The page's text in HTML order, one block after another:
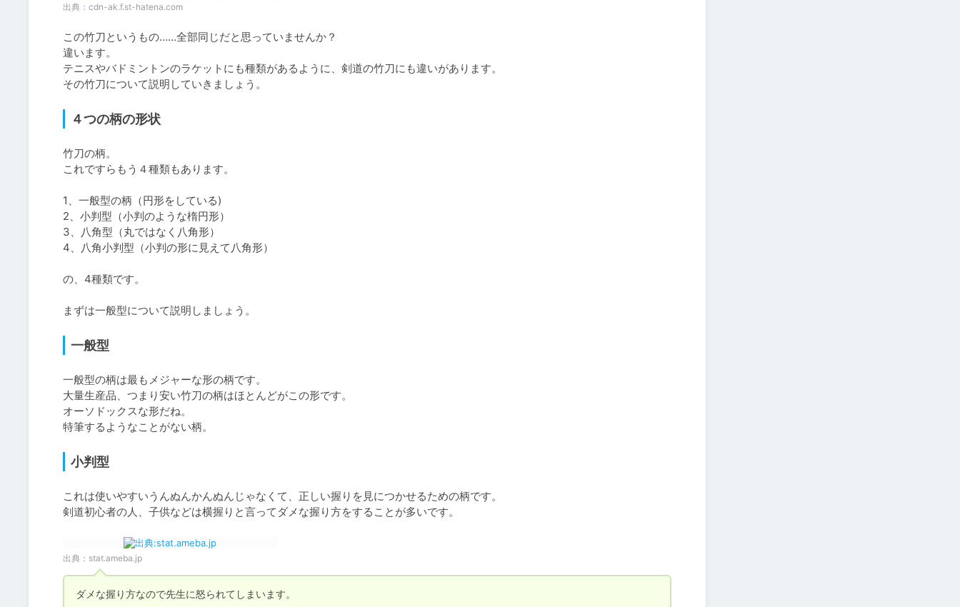
出典： cdn-ak.f.st-hatena.com
この竹刀というもの……全部同じだと思っていませんか？
違います。
テニスやバドミントンのラケットにも種類があるように、剣道の竹刀にも違いがあります。
その竹刀について説明していきましょう。
４つの柄の形状
竹刀の柄。
これですらもう４種類もあります。
1、一般型の柄（円形をしている)
2、小判型（小判のような楕円形）
3、八角型（丸ではなく八角形）
4、八角小判型（小判の形に見えて八角形）
の、4種類です。
まずは一般型について説明しましょう。
一般型
一般型の柄は最もメジャーな形の柄です。
大量生産品、つまり安い竹刀の柄はほとんどがこの形です。
オーソドックスな形だね。
特筆するようなことがない柄。
小判型
これは使いやすいうんぬんかんぬんじゃなくて、正しい握りを見につかせるための柄です。
剣道初心者の人、子供などは横握りと言ってダメな握り方をすることが多いです。
出典： stat.ameba.jp
ダメな握り方なので先生に怒られてしまいます。